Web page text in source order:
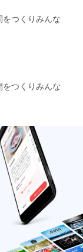
つくりみんな
つくりみんな